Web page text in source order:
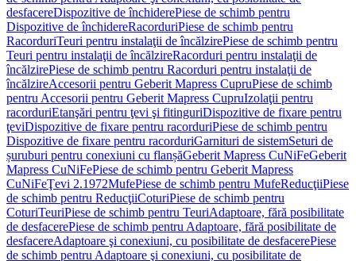
desfacereDispozitive de închiderePiese de schimb pentru
Dispozitive de închidereRacorduriPiese de schimb pentru
RacorduriTeuri pentru instalaţii de încălzirePiese de schimb pentru
Teuri pentru instalaţii de încălzireRacorduri pentru instalaţii de
încălzirePiese de schimb pentru Racorduri pentru instalaţii de
încălzireAccesorii pentru Geberit Mapress CupruPiese de schimb
pentru Accesorii pentru Geberit Mapress CupruIzolaţii pentru
racorduriEtanşări pentru ţevi şi fitinguriDispozitive de fixare pentru
ţeviDispozitive de fixare pentru racorduriPiese de schimb pentru
Dispozitive de fixare pentru racorduriGarnituri de sistemSeturi de
șuruburi pentru conexiuni cu flanșăGeberit Mapress CuNiFeGeberit
Mapress CuNiFePiese de schimb pentru Geberit Mapress
CuNiFeŢevi 2.1972MufePiese de schimb pentru MufeReducţiiPiese
de schimb pentru ReducţiiCoturiPiese de schimb pentru
CoturiTeuriPiese de schimb pentru TeuriAdaptoare, fără posibilitate
de desfacerePiese de schimb pentru Adaptoare, fără posibilitate de
desfacereAdaptoare şi conexiuni, cu posibilitate de desfacerePiese
de schimb pentru Adaptoare şi conexiuni, cu posibilitate de